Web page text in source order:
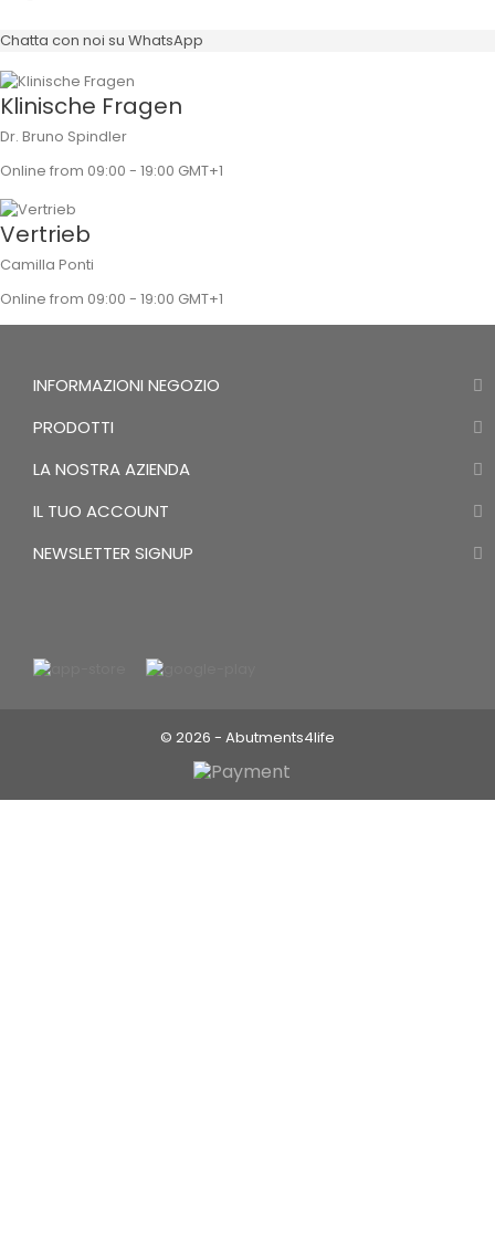
Chatta con noi su WhatsApp
Klinische Fragen
Dr. Bruno Spindler
Online from 09:00 - 19:00 GMT+1
Vertrieb
Camilla Ponti
Online from 09:00 - 19:00 GMT+1
INFORMAZIONI NEGOZIO
PRODOTTI
LA NOSTRA AZIENDA
IL TUO ACCOUNT
NEWSLETTER SIGNUP
© 2026 - Abutments4life